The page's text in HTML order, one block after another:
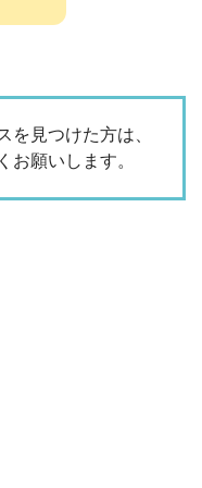
を見つけた方は、
お願いします。